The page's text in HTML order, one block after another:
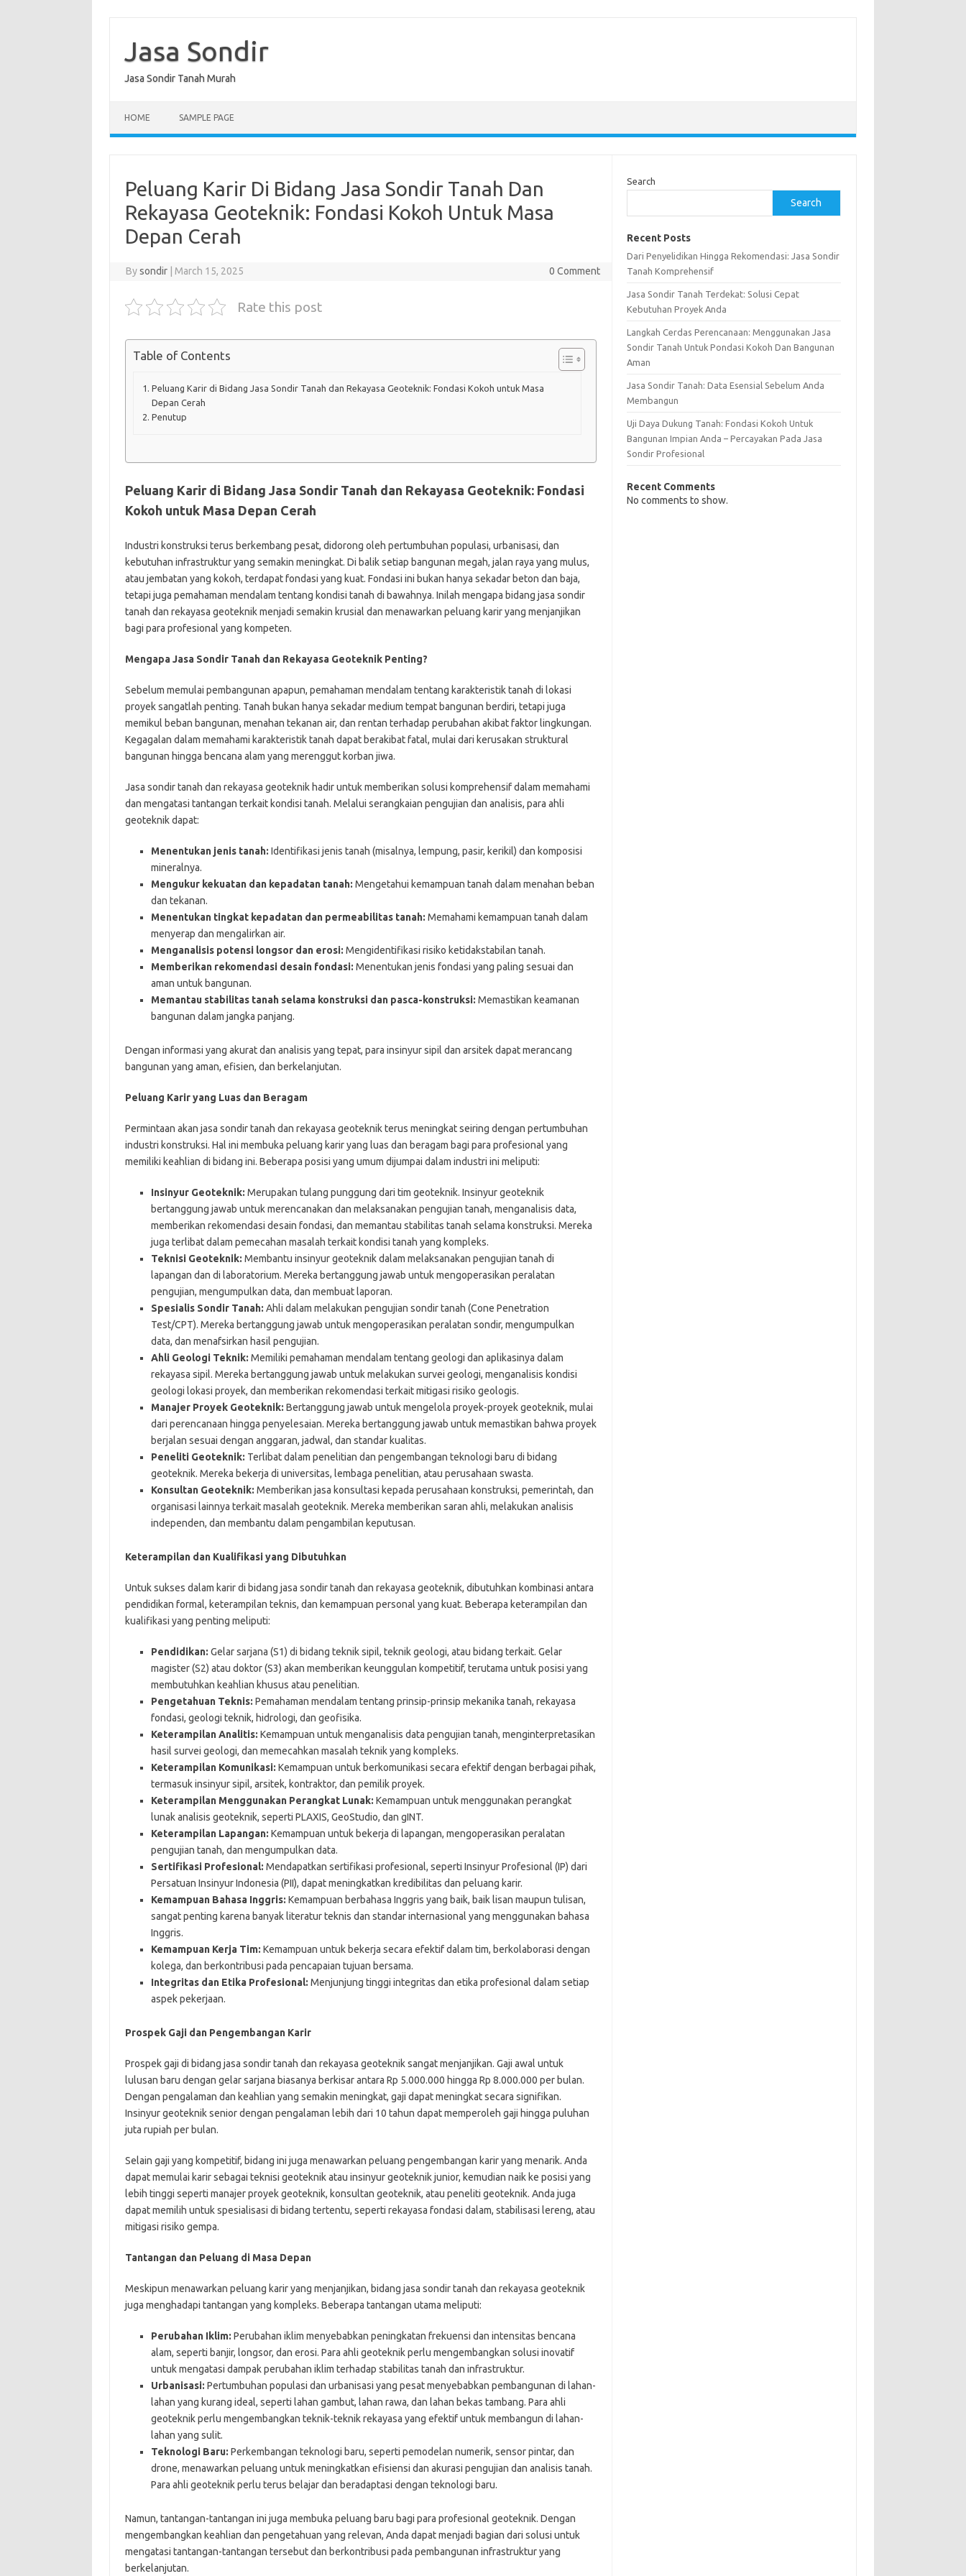
content
Jasa Sondir
Jasa Sondir Tanah Murah
HOME SAMPLE PAGE
Peluang Karir Di Bidang Jasa Sondir Tanah Dan
Rekayasa Geoteknik: Fondasi Kokoh Untuk Masa
Depan Cerah
Bysondir March 15, 2025 0 Comment
Rate this post
Table of Contents
Peluang Karir di Bidang Jasa Sondir Tanah dan Rekayasa Geoteknik: Fondasi Kokoh untuk Masa
Depan Cerah
Penutup
Peluang Karir di Bidang Jasa Sondir Tanah dan Rekayasa Geoteknik: Fondasi
Kokoh untuk Masa Depan Cerah
Industri konstruksi terus berkembang pesat, didorong oleh pertumbuhan populasi, urbanisasi, dan
kebutuhan infrastruktur yang semakin meningkat. Di balik setiap bangunan megah, jalan raya yang mulus,
atau jembatan yang kokoh, terdapat fondasi yang kuat. Fondasi ini bukan hanya sekadar beton dan baja,
tetapi juga pemahaman mendalam tentang kondisi tanah di bawahnya. Inilah mengapa bidang jasa sondir
tanah dan rekayasa geoteknik menjadi semakin krusial dan menawarkan peluang karir yang menjanjikan
bagi para profesional yang kompeten.
Mengapa Jasa Sondir Tanah dan Rekayasa Geoteknik Penting?
Sebelum memulai pembangunan apapun, pemahaman mendalam tentang karakteristik tanah di lokasi
proyek sangatlah penting. Tanah bukan hanya sekadar medium tempat bangunan berdiri, tetapi juga
memikul beban bangunan, menahan tekanan air, dan rentan terhadap perubahan akibat faktor lingkungan.
Kegagalan dalam memahami karakteristik tanah dapat berakibat fatal, mulai dari kerusakan struktural
bangunan hingga bencana alam yang merenggut korban jiwa.
Jasa sondir tanah dan rekayasa geoteknik hadir untuk memberikan solusi komprehensif dalam memahami
dan mengatasi tantangan terkait kondisi tanah. Melalui serangkaian pengujian dan analisis, para ahli
geoteknik dapat:
Menentukan jenis tanah: Identifikasi jenis tanah (misalnya, lempung, pasir, kerikil) dan komposisi
mineralnya.
Mengukur kekuatan dan kepadatan tanah: Mengetahui kemampuan tanah dalam menahan beban
dan tekanan.
Menentukan tingkat kepadatan dan permeabilitas tanah: Memahami kemampuan tanah dalam
menyerap dan mengalirkan air.
Menganalisis potensi longsor dan erosi: Mengidentifikasi risiko ketidakstabilan tanah.
Memberikan rekomendasi desain fondasi: Menentukan jenis fondasi yang paling sesuai dan
aman untuk bangunan.
Memantau stabilitas tanah selama konstruksi dan pasca-konstruksi: Memastikan keamanan
bangunan dalam jangka panjang.
Dengan informasi yang akurat dan analisis yang tepat, para insinyur sipil dan arsitek dapat merancang
bangunan yang aman, efisien, dan berkelanjutan.
Peluang Karir yang Luas dan Beragam
Permintaan akan jasa sondir tanah dan rekayasa geoteknik terus meningkat seiring dengan pertumbuhan
industri konstruksi. Hal ini membuka peluang karir yang luas dan beragam bagi para profesional yang
memiliki keahlian di bidang ini. Beberapa posisi yang umum dijumpai dalam industri ini meliputi:
Insinyur Geoteknik: Merupakan tulang punggung dari tim geoteknik. Insinyur geoteknik
bertanggung jawab untuk merencanakan dan melaksanakan pengujian tanah, menganalisis data,
memberikan rekomendasi desain fondasi, dan memantau stabilitas tanah selama konstruksi. Mereka
juga terlibat dalam pemecahan masalah terkait kondisi tanah yang kompleks.
Teknisi Geoteknik: Membantu insinyur geoteknik dalam melaksanakan pengujian tanah di
lapangan dan di laboratorium. Mereka bertanggung jawab untuk mengoperasikan peralatan
pengujian, mengumpulkan data, dan membuat laporan.
Spesialis Sondir Tanah: Ahli dalam melakukan pengujian sondir tanah (Cone Penetration
Test/CPT). Mereka bertanggung jawab untuk mengoperasikan peralatan sondir, mengumpulkan
data, dan menafsirkan hasil pengujian.
Ahli Geologi Teknik: Memiliki pemahaman mendalam tentang geologi dan aplikasinya dalam
rekayasa sipil. Mereka bertanggung jawab untuk melakukan survei geologi, menganalisis kondisi
geologi lokasi proyek, dan memberikan rekomendasi terkait mitigasi risiko geologis.
Manajer Proyek Geoteknik: Bertanggung jawab untuk mengelola proyek-proyek geoteknik, mulai
dari perencanaan hingga penyelesaian. Mereka bertanggung jawab untuk memastikan bahwa proyek
berjalan sesuai dengan anggaran, jadwal, dan standar kualitas.
Peneliti Geoteknik: Terlibat dalam penelitian dan pengembangan teknologi baru di bidang
geoteknik. Mereka bekerja di universitas, lembaga penelitian, atau perusahaan swasta.
Konsultan Geoteknik: Memberikan jasa konsultasi kepada perusahaan konstruksi, pemerintah, dan
organisasi lainnya terkait masalah geoteknik. Mereka memberikan saran ahli, melakukan analisis
independen, dan membantu dalam pengambilan keputusan.
Keterampilan dan Kualifikasi yang Dibutuhkan
Untuk sukses dalam karir di bidang jasa sondir tanah dan rekayasa geoteknik, dibutuhkan kombinasi antara
pendidikan formal, keterampilan teknis, dan kemampuan personal yang kuat. Beberapa keterampilan dan
kualifikasi yang penting meliputi:
Pendidikan: Gelar sarjana (S1) di bidang teknik sipil, teknik geologi, atau bidang terkait. Gelar
magister (S2) atau doktor (S3) akan memberikan keunggulan kompetitif, terutama untuk posisi yang
membutuhkan keahlian khusus atau penelitian.
Pengetahuan Teknis: Pemahaman mendalam tentang prinsip-prinsip mekanika tanah, rekayasa
fondasi, geologi teknik, hidrologi, dan geofisika.
Keterampilan Analitis: Kemampuan untuk menganalisis data pengujian tanah, menginterpretasikan
hasil survei geologi, dan memecahkan masalah teknik yang kompleks.
Keterampilan Komunikasi: Kemampuan untuk berkomunikasi secara efektif dengan berbagai pihak,
termasuk insinyur sipil, arsitek, kontraktor, dan pemilik proyek.
Keterampilan Menggunakan Perangkat Lunak: Kemampuan untuk menggunakan perangkat
lunak analisis geoteknik, seperti PLAXIS, GeoStudio, dan gINT.
Keterampilan Lapangan: Kemampuan untuk bekerja di lapangan, mengoperasikan peralatan
pengujian tanah, dan mengumpulkan data.
Sertifikasi Profesional: Mendapatkan sertifikasi profesional, seperti Insinyur Profesional (IP) dari
Persatuan Insinyur Indonesia (PII), dapat meningkatkan kredibilitas dan peluang karir.
Kemampuan Bahasa Inggris: Kemampuan berbahasa Inggris yang baik, baik lisan maupun tulisan,
sangat penting karena banyak literatur teknis dan standar internasional yang menggunakan bahasa
Inggris.
Kemampuan Kerja Tim: Kemampuan untuk bekerja secara efektif dalam tim, berkolaborasi dengan
kolega, dan berkontribusi pada pencapaian tujuan bersama.
Integritas dan Etika Profesional: Menjunjung tinggi integritas dan etika profesional dalam setiap
aspek pekerjaan.
Prospek Gaji dan Pengembangan Karir
Prospek gaji di bidang jasa sondir tanah dan rekayasa geoteknik sangat menjanjikan. Gaji awal untuk
lulusan baru dengan gelar sarjana biasanya berkisar antara Rp 5.000.000 hingga Rp 8.000.000 per bulan.
Dengan pengalaman dan keahlian yang semakin meningkat, gaji dapat meningkat secara signifikan.
Insinyur geoteknik senior dengan pengalaman lebih dari 10 tahun dapat memperoleh gaji hingga puluhan
juta rupiah per bulan.
Selain gaji yang kompetitif, bidang ini juga menawarkan peluang pengembangan karir yang menarik. Anda
dapat memulai karir sebagai teknisi geoteknik atau insinyur geoteknik junior, kemudian naik ke posisi yang
lebih tinggi seperti manajer proyek geoteknik, konsultan geoteknik, atau peneliti geoteknik. Anda juga
dapat memilih untuk spesialisasi di bidang tertentu, seperti rekayasa fondasi dalam, stabilisasi lereng, atau
mitigasi risiko gempa.
Tantangan dan Peluang di Masa Depan
Meskipun menawarkan peluang karir yang menjanjikan, bidang jasa sondir tanah dan rekayasa geoteknik
juga menghadapi tantangan yang kompleks. Beberapa tantangan utama meliputi:
Perubahan Iklim: Perubahan iklim menyebabkan peningkatan frekuensi dan intensitas bencana
alam, seperti banjir, longsor, dan erosi. Para ahli geoteknik perlu mengembangkan solusi inovatif
untuk mengatasi dampak perubahan iklim terhadap stabilitas tanah dan infrastruktur.
Urbanisasi: Pertumbuhan populasi dan urbanisasi yang pesat menyebabkan pembangunan di lahan-
lahan yang kurang ideal, seperti lahan gambut, lahan rawa, dan lahan bekas tambang. Para ahli
geoteknik perlu mengembangkan teknik-teknik rekayasa yang efektif untuk membangun di lahan-
lahan yang sulit.
Teknologi Baru: Perkembangan teknologi baru, seperti pemodelan numerik, sensor pintar, dan
drone, menawarkan peluang untuk meningkatkan efisiensi dan akurasi pengujian dan analisis tanah.
Para ahli geoteknik perlu terus belajar dan beradaptasi dengan teknologi baru.
Namun, tantangan-tantangan ini juga membuka peluang baru bagi para profesional geoteknik. Dengan
mengembangkan keahlian dan pengetahuan yang relevan, Anda dapat menjadi bagian dari solusi untuk
mengatasi tantangan-tantangan tersebut dan berkontribusi pada pembangunan infrastruktur yang
berkelanjutan.
Search
Search
Recent Posts
Dari Penyelidikan Hingga Rekomendasi: Jasa Sondir
Tanah Komprehensif
Jasa Sondir Tanah Terdekat: Solusi Cepat
Kebutuhan Proyek Anda
Langkah Cerdas Perencanaan: Menggunakan Jasa
Sondir Tanah Untuk Pondasi Kokoh Dan Bangunan
Aman
Jasa Sondir Tanah: Data Esensial Sebelum Anda
Membangun
Uji Daya Dukung Tanah: Fondasi Kokoh Untuk
Bangunan Impian Anda – Percayakan Pada Jasa
Sondir Profesional
Recent Comments
No comments to show.